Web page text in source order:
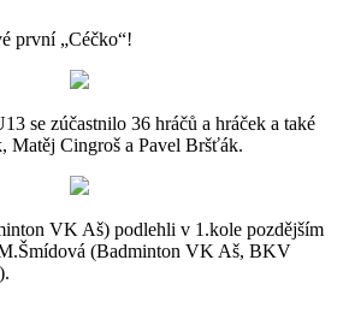
první „Céčko“!
se zúčastnilo 36 hráčů a hráček a také
Matěj Cingroš a Pavel Bršťák.
VK Aš) podlehli v 1.kole pozdějším
(Badminton VK Aš, BKV